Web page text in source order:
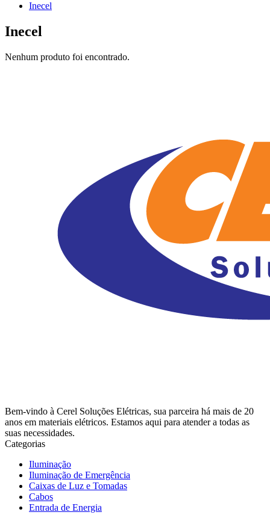
Inecel
Inecel
Nenhum produto foi encontrado.
Bem-vindo à Cerel Soluções Elétricas, sua parceira há mais de 20
anos em materiais elétricos. Estamos aqui para atender a todas as
suas necessidades.
Categorias
Iluminação
Iluminação de Emergência
Caixas de Luz e Tomadas
Cabos
Entrada de Energia